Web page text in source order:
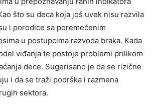
što su deca koja još uvek nisu razvila
i porodice sa poremećenim
u postupcima razvoda braka. Kada
viđanja te postoje problemi prilikom
dece. Sugerisano je da se rizične
i da se traži podrška i razmena
sektora.